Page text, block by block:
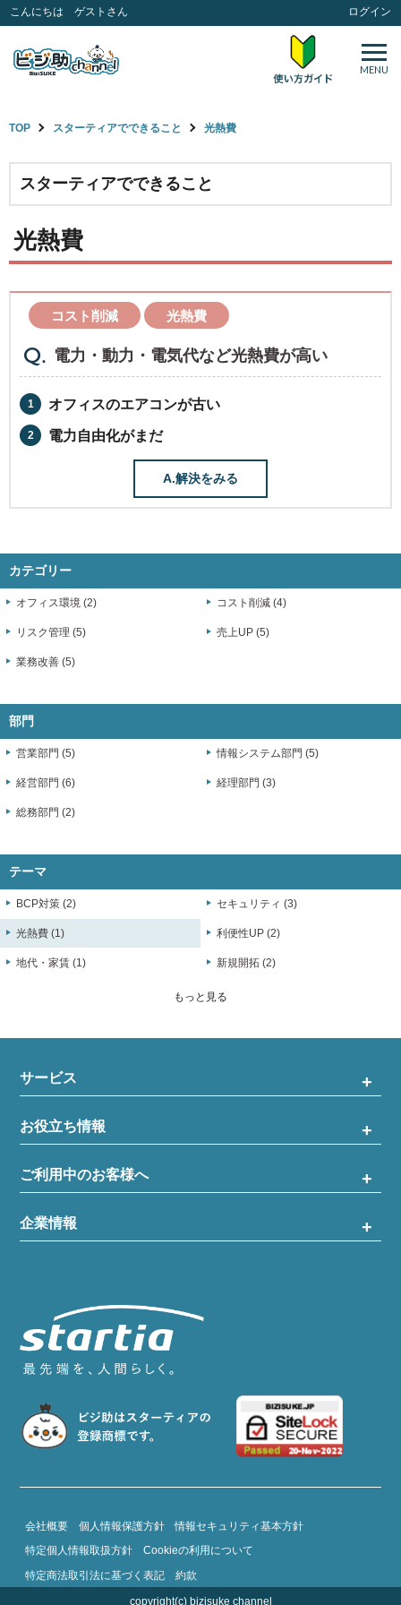
こんにちは ゲストさん ログイン
MENU
TOP スターティアでできること 光熱費
スターティアでできること
光熱費
コスト削減 光熱費
電力・動力・電気代など光熱費が高い
オフィスのエアコンが古い
電力自由化がまだ
A.解決をみる
カテゴリー
オフィス環境 (2) コスト削減 (4)
リスク管理 (5) 売上UP (5)
業務改善 (5)
部門
営業部門 (5) 情報システム部門 (5)
経営部門 (6) 経理部門 (3)
総務部門 (2)
テーマ
BCP対策 (2) セキュリティ (3)
光熱費 (1) 利便性UP (2)
地代・家賃 (1) 新規開拓 (2)
もっと見る
サービス
お役立ち情報
ご利用中のお客様へ
企業情報
会社概要 個人情報保護方針
情報セキュリティ基本方針
特定個人情報取扱方針
Cookieの利用について
特定商法取引法に基づく表記
約款
copyright(c) bizisuke channel